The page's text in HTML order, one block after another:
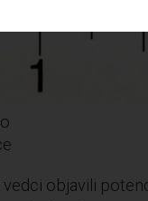
objavili